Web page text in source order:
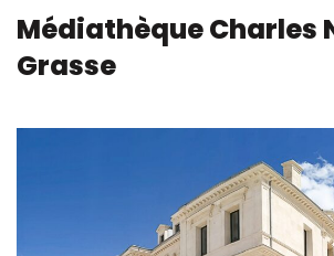
Médiathèque Charles
Grasse